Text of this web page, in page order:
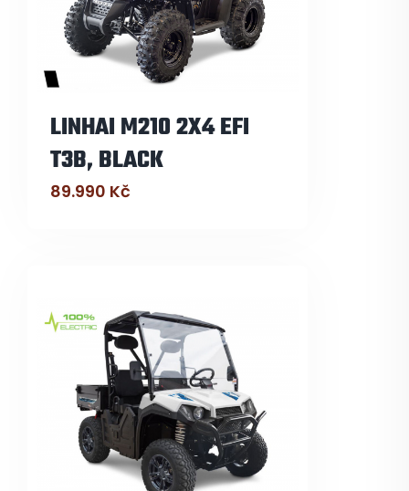
LINHAI M210 2X4 EFI
T3B, BLACK
89.990 Kč